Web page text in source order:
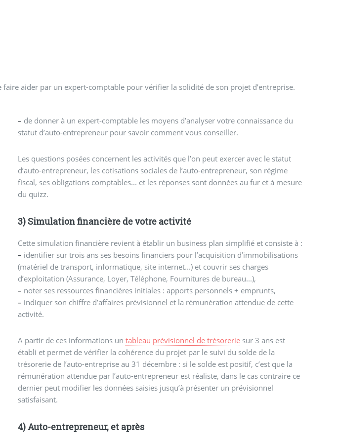
aider par un expert-comptable pour vérifier la solidité de son projet d’entreprise.
– de donner à un expert-comptable les moyens d’analyser votre connaissance du
statut d’auto-entrepreneur pour savoir comment vous conseiller.
Les questions posées concernent les activités que l’on peut exercer avec le statut
d’auto-entrepreneur, les cotisations sociales de l’auto-entrepreneur, son régime
fiscal, ses obligations comptables... et les réponses sont données au fur et à mesure
du quizz.
3) Simulation financière de votre activité
Cette simulation financière revient à établir un business plan simplifié et consiste à :
– identifier sur trois ans ses besoins financiers pour l’acquisition d’immobilisations
(matériel de transport, informatique, site internet...) et couvrir ses charges
d’exploitation (Assurance, Loyer, Téléphone, Fournitures de bureau...),
– noter ses ressources financières initiales : apports personnels + emprunts,
– indiquer son chiffre d’affaires prévisionnel et la rémunération attendue de cette
activité.
A partir de ces informations untableau prévisionnel de trésorerie sur 3 ans est
établi et permet de vérifier la cohérence du projet par le suivi du solde de la
trésorerie de l’auto-entreprise au 31 décembre : si le solde est positif, c’est que la
rémunération attendue par l’auto-entrepreneur est réaliste, dans le cas contraire ce
dernier peut modifier les données saisies jusqu’à présenter un prévisionnel
satisfaisant.
4) Auto-entrepreneur, et après